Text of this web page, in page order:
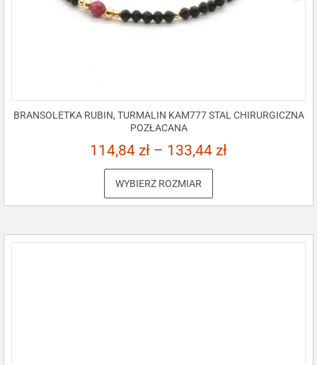
BRANSOLETKA RUBIN, TURMALIN KAM777 STAL CHIRURGICZNA
POZŁACANA
114,84 zł – 133,44 zł
WYBIERZ ROZMIAR